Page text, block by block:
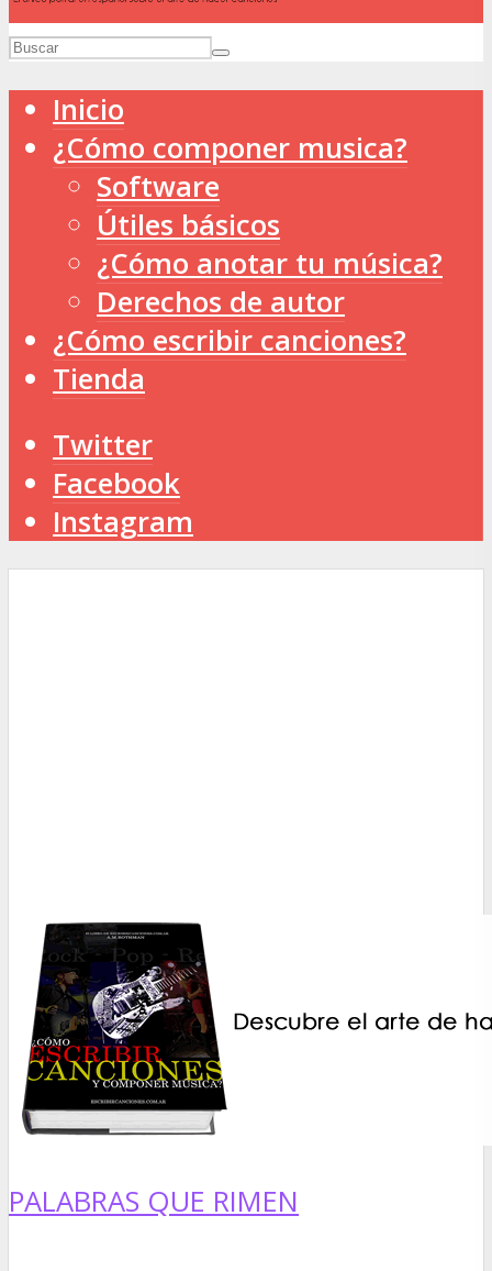
Inicio
¿Cómo componer musica?
Software
Útiles básicos
¿Cómo anotar tu música?
Derechos de autor
¿Cómo escribir canciones?
Tienda
Twitter
Facebook
Instagram
PALABRAS QUE RIMEN